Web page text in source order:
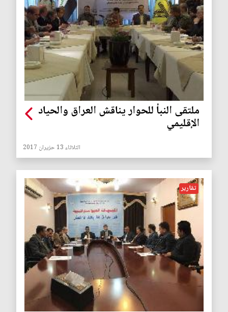
ملتقى النبأ للحوار يناقش العراق والحياد
الإقليمي
الثلاثاء 13 حزيران 2017
تقارير